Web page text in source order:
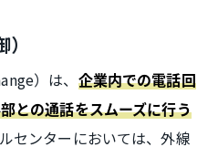
）は、 企業内での電話回
との通話をスムーズに行う
センターにおいては、外線